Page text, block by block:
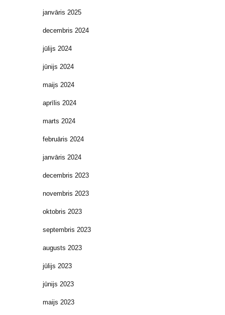
janvāris 2025
decembris 2024
jūlijs 2024
jūnijs 2024
maijs 2024
aprīlis 2024
marts 2024
februāris 2024
janvāris 2024
decembris 2023
novembris 2023
oktobris 2023
septembris 2023
augusts 2023
jūlijs 2023
jūnijs 2023
maijs 2023